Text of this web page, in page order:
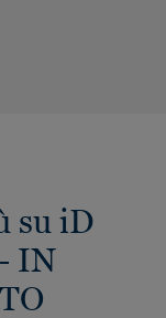
su iD
IN